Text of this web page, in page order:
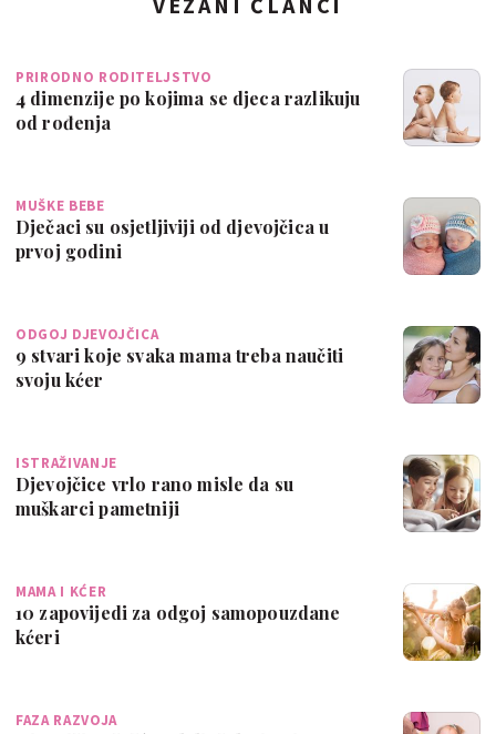
PRIRODNO RODITELJSTVO
4 dimenzije po kojima se djeca razlikuju
od rođenja
MUŠKE BEBE
Dječaci su osjetljiviji od djevojčica u
prvoj godini
ODGOJ DJEVOJČICA
9 stvari koje svaka mama treba naučiti
svoju kćer
ISTRAŽIVANJE
Djevojčice vrlo rano misle da su
muškarci pametniji
MAMA I KĆER
10 zapovijedi za odgoj samopouzdane
kćeri
FAZA RAZVOJA